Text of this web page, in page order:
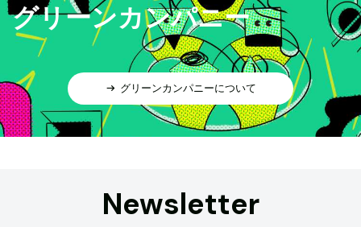
グリーンカンパニー
グリーンカンパニーについて
Newsletter